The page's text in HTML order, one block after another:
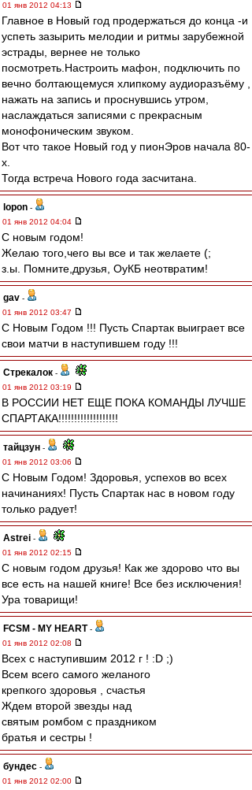
01 янв 2012 04:13
Главное в Новый год продержаться до конца -и
успеть зазырить мелодии и ритмы зарубежной
эстрады, вернее не только
посмотреть.Настроить мафон, подключить по
вечно болтающемуся хлипкому аудиоразъёму ,
нажать на запись и проснувшись утром,
наслаждаться записями с прекрасным
монофоническим звуком.
Вот что такое Новый год у пионЭров начала 80-
х.
Тогда встреча Нового года засчитана.
lopon -
01 янв 2012 04:04
С новым годом!
Желаю того,чего вы все и так желаете (;
з.ы. Помните,друзья, ОуКБ неотвратим!
gav -
01 янв 2012 03:47
С Новым Годом !!! Пусть Спартак выиграет все
свои матчи в наступившем году !!!
Стрекалок -
01 янв 2012 03:19
В РОССИИ НЕТ ЕЩЕ ПОКА КОМАНДЫ ЛУЧШЕ
СПАРТАКА!!!!!!!!!!!!!!!!!!!
тайцзун -
01 янв 2012 03:06
С Новым Годом! Здоровья, успехов во всех
начинаниях! Пусть Спартак нас в новом году
только радует!
Astrei -
01 янв 2012 02:15
С новым годом друзья! Как же здорово что вы
все есть на нашей книге! Все без исключения!
Ура товарищи!
FCSM - MY HEART -
01 янв 2012 02:08
Всех с наступившим 2012 г ! :D ;)
Всем всего самого желаного
крепкого здоровья , счастья
Ждем второй звезды над
святым ромбом с праздником
братья и сестры !
бундес -
01 янв 2012 02:00